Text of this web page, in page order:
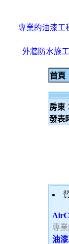
專業的油漆工
外牆防水施
首頁
房東
發表
專
油